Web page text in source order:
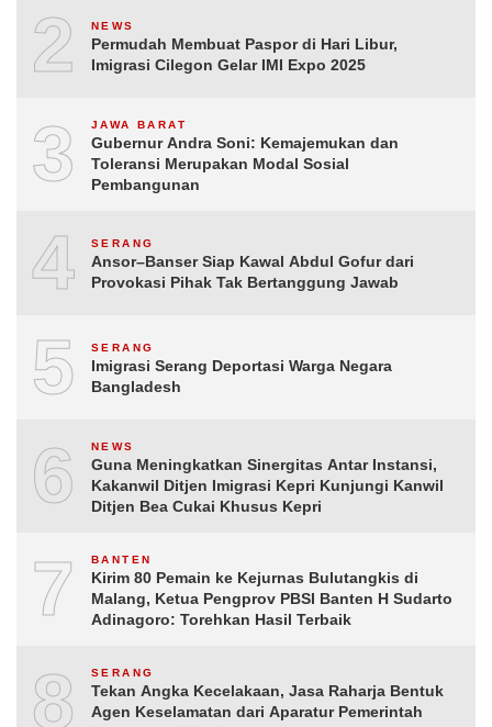
2 NEWS
Permudah Membuat Paspor di Hari Libur,
Imigrasi Cilegon Gelar IMI Expo 2025
3 JAWA BARAT
Gubernur Andra Soni: Kemajemukan dan
Toleransi Merupakan Modal Sosial
Pembangunan
4 SERANG
Ansor–Banser Siap Kawal Abdul Gofur dari
Provokasi Pihak Tak Bertanggung Jawab
5 SERANG
Imigrasi Serang Deportasi Warga Negara
Bangladesh
6 NEWS
Guna Meningkatkan Sinergitas Antar Instansi,
Kakanwil Ditjen Imigrasi Kepri Kunjungi Kanwil
Ditjen Bea Cukai Khusus Kepri
7 BANTEN
Kirim 80 Pemain ke Kejurnas Bulutangkis di
Malang, Ketua Pengprov PBSI Banten H Sudarto
Adinagoro: Torehkan Hasil Terbaik
8 SERANG
Tekan Angka Kecelakaan, Jasa Raharja Bentuk
Agen Keselamatan dari Aparatur Pemerintah